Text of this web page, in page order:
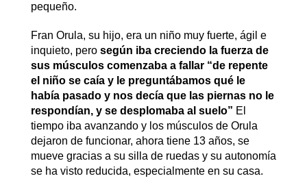
pequeño.
Fran Orula, su hijo, era un niño muy fuerte, ágil e
inquieto, pero según iba creciendo la fuerza de
sus músculos comenzaba a fallar “de repente
el niño se caía y le preguntábamos qué le
había pasado y nos decía que las piernas no le
respondían, y se desplomaba al suelo” El
tiempo iba avanzando y los músculos de Orula
dejaron de funcionar, ahora tiene 13 años, se
mueve gracias a su silla de ruedas y su autonomía
se ha visto reducida, especialmente en su casa.